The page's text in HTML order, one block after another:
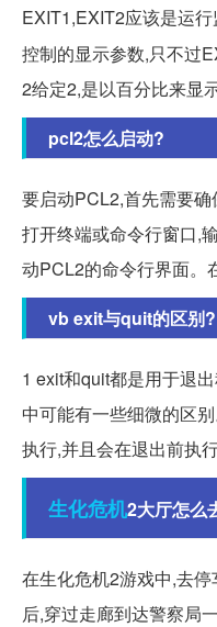
EXIT1,EXIT2应该是运
控制的显示参数,只不过
2给定2,是以百分比来显
pcl2怎么启动?
要启动PCL2,首先需要
打开终端或命令行窗口,
动PCL2的命令行界面。
vb exit与quit的区别?
1 exit和quit都是用于退
中可能有一些细微的区
执行,并且会在退出前执
生化危机2大厅怎么
在生化危机2游戏中,去
后,穿过走廊到达警察局